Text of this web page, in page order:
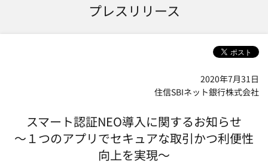
プレスリリース
2020年7月31日
住信SBIネット銀行株式会社
スマート認証NEO導入に関するお知らせ
～１つのアプリでセキュアな取引かつ利便性
向上を実現～